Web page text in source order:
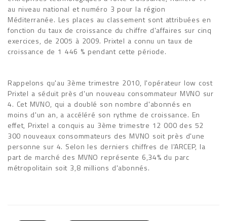
au niveau national et numéro 3 pour la région
Méditerranée. Les places au classement sont attribuées en
fonction du taux de croissance du chiffre d'affaires sur cinq
exercices, de 2005 à 2009. Prixtel a connu un taux de
croissance de 1 446 % pendant cette période.
Rappelons qu'au 3ème trimestre 2010, l'opérateur low cost
Prixtel a séduit près d'un nouveau consommateur MVNO sur
4. Cet MVNO, qui a doublé son nombre d'abonnés en
moins d'un an, a accéléré son rythme de croissance. En
effet, Prixtel a conquis au 3ème trimestre 12 000 des 52
300 nouveaux consommateurs des MVNO soit près d'une
personne sur 4. Selon les derniers chiffres de l'ARCEP, la
part de marché des MVNO représente 6,34% du parc
métropolitain soit 3,8 millions d'abonnés.